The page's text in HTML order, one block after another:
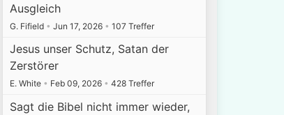
Ausgleich
G. Fifield • Jun 17, 2026 • 107 Treffer
Jesus unser Schutz, Satan der
Zerstörer
E. White • Feb 09, 2026 • 428 Treffer
Sagt die Bibel nicht immer wieder,